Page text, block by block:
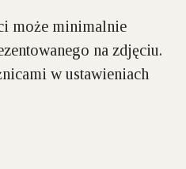
może minimalnie
na zdjęciu.
w ustawieniach